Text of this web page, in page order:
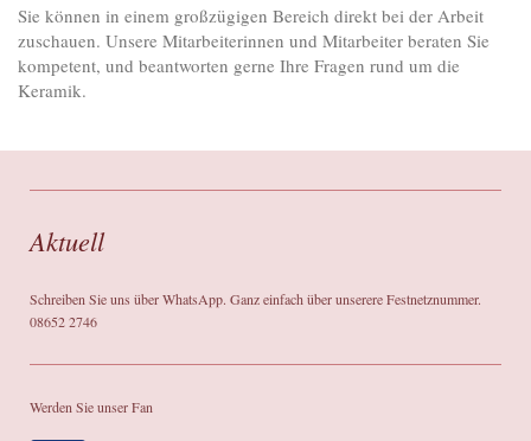
Sie können in einem großzügigen Bereich direkt bei der Arbeit
zuschauen. Unsere Mitarbeiterinnen und Mitarbeiter beraten Sie
kompetent, und beantworten gerne Ihre Fragen rund um die
Keramik.
Aktuell
Schreiben Sie uns über WhatsApp. Ganz einfach über unserere Festnetznummer.
08652 2746
Werden Sie unser Fan